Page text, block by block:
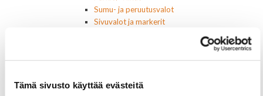
Tämä sivusto käyttää evästeitä
Sumu- ja peruutusvalot
Sivuvalot ja markerit
Akut
Laturit ja laturin osat